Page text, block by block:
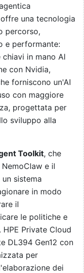
una tecnologia
percorso,
e performante:
chiavi in mano AI
con Nvidia,
forniscono un'AI
con maggiore
progettata per
sviluppo alla
Toolkit, che
e il
sistema
in modo
il
le politiche e
Private Cloud
DL394 Gen12 con
per
dei